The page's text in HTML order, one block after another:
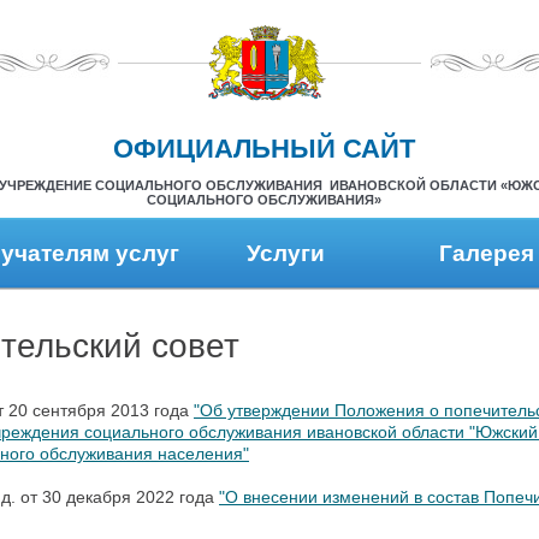
ОФИЦИАЛЬНЫЙ САЙТ
СОЦИАЛЬНОГО ОБСЛУЖИВАНИЯ ИВАНОВСКОЙ ОБЛАСТИ
СОЦИАЛЬНОГО ОБСЛУЖИВАНИЯ»
услуг Услуги Галерея
совет
сентября 2013 года "Об утверждении Положения о
социального обслуживания ивановской области
обслуживания населения"
от 30 декабря 2022 года "О внесении изменений в состав